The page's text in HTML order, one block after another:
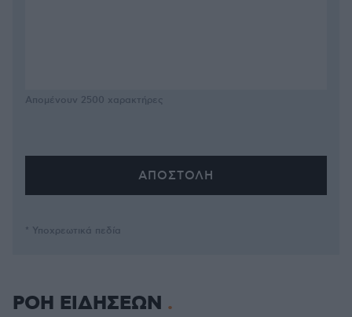
Απομένουν 2500 χαρακτήρες
* Υποχρεωτικά πεδία
ΡΟΗ ΕΙΔΗΣΕΩΝ